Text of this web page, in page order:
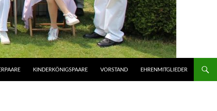
KINDERKÖNIGSPAARE VORSTAND EHRENMITGLIEDER